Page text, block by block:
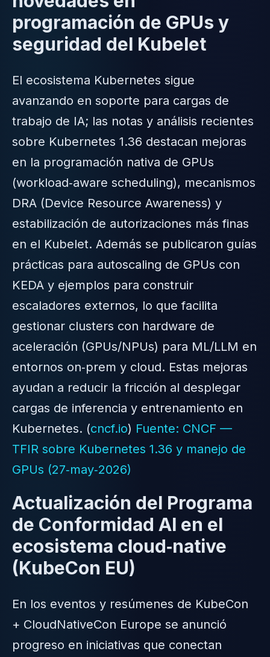
programación de GPUs y
seguridad del Kubelet
El ecosistema Kubernetes sigue
avanzando en soporte para cargas de
trabajo de IA; las notas y análisis recientes
sobre Kubernetes 1.36 destacan mejoras
en la programación nativa de GPUs
(workload‑aware scheduling), mecanismos
DRA (Device Resource Awareness) y
estabilización de autorizaciones más finas
en el Kubelet. Además se publicaron guías
prácticas para autoscaling de GPUs con
KEDA y ejemplos para construir
escaladores externos, lo que facilita
gestionar clusters con hardware de
aceleración (GPUs/NPUs) para ML/LLM en
entornos on‑prem y cloud. Estas mejoras
ayudan a reducir la fricción al desplegar
cargas de inferencia y entrenamiento en
Kubernetes. (cncf.io) Fuente: CNCF —
TFIR sobre Kubernetes 1.36 y manejo de
GPUs (27‑may‑2026)
Actualización del Programa
de Conformidad AI en el
ecosistema cloud‑native
(KubeCon EU)
En los eventos y resúmenes de KubeCon
+ CloudNativeCon Europe se anunció
progreso en iniciativas que conectan